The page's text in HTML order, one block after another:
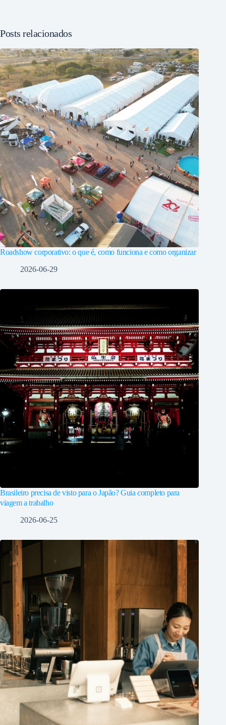
Posts relacionados
Roadshow corporativo: o que é, como funciona e como organizar
2026-06-29
Brasileiro precisa de visto para o Japão? Guia completo para
viagem a trabalho
2026-06-25